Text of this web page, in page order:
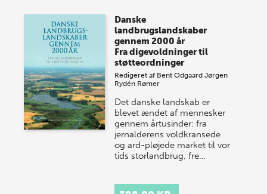
Danske
landbrugslandskaber
gennem 2000 år
Fra digevoldninger til
støtteordninger
Redigeret af Bent Odgaard Jørgen
Rydén Rømer
Det danske landskab er
blevet ændet af mennesker
gennem årtusinder: fra
jernalderens voldkransede
og ard-pløjede market til vor
tids storlandbrug, fre…